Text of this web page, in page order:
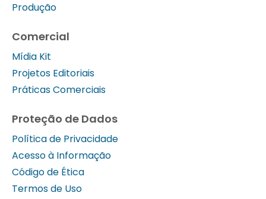
Produção
Comercial
Mídia Kit
Projetos Editoriais
Práticas Comerciais
Proteção de Dados
Política de Privacidade
Acesso à Informação
Código de Ética
Termos de Uso